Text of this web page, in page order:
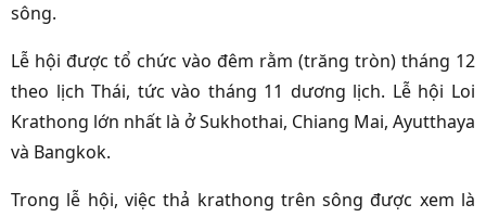
sông.
Lễ hội được tổ chức vào đêm rằm (trăng tròn) tháng 12
theo lịch Thái, tức vào tháng 11 dương lịch. Lễ hội Loi
Krathong lớn nhất là ở Sukhothai, Chiang Mai, Ayutthaya
và Bangkok.
Trong lễ hội, việc thả krathong trên sông được xem là